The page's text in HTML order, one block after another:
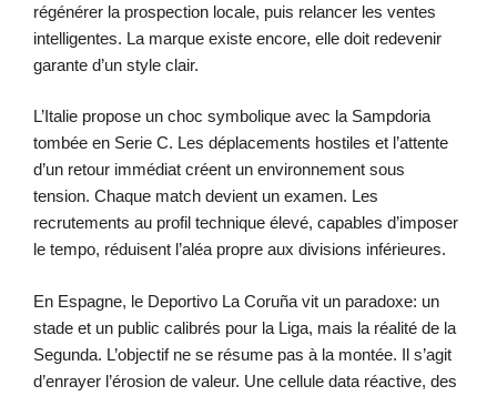
régénérer la prospection locale, puis relancer les ventes
intelligentes. La marque existe encore, elle doit redevenir
garante d’un style clair.
L’Italie propose un choc symbolique avec la Sampdoria
tombée en Serie C. Les déplacements hostiles et l’attente
d’un retour immédiat créent un environnement sous
tension. Chaque match devient un examen. Les
recrutements au profil technique élevé, capables d’imposer
le tempo, réduisent l’aléa propre aux divisions inférieures.
En Espagne, le Deportivo La Coruña vit un paradoxe: un
stade et un public calibrés pour la Liga, mais la réalité de la
Segunda. L’objectif ne se résume pas à la montée. Il s’agit
d’enrayer l’érosion de valeur. Une cellule data réactive, des